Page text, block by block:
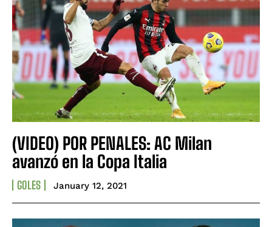
(VIDEO) POR PENALES: AC Milan
avanzó en la Copa Italia
GOLES January 12, 2021